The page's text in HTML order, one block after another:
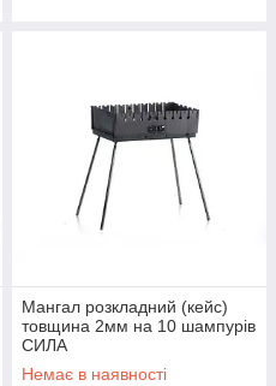
Мангал розкладний (кейс)
товщина 2мм на 10 шампурів
СИЛА
Немає в наявності